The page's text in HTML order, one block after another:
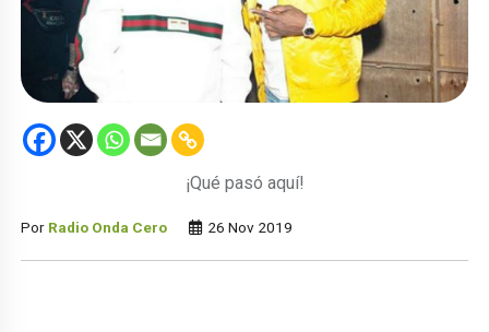
¡Qué pasó aquí!
Por Radio Onda Cero 26 Nov 2019